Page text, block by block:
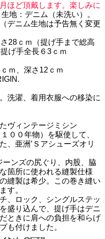
ほど頂戴します。楽しみに
生地：デニム（未洗い）。
デニム生地は予告無く変更
ｃｍ（提げ手まで総高
げ手全長６3ｃｍ
ｍ、深さ12ｃｍ
洗濯、着用衣服への移染に
ヴィンテージミシン
００年物）を駆使して、
、亜洲’Ｓアシューズオリ
ーンズの尻ぐり、内股、脇
箇所に使われる縫製仕様
縫製は希少。この巻き縫い
す。
、ロック、シングルステッ
盛り込んで、提げ手はデニ
ときに肩への負担を和らげ
も付けました。